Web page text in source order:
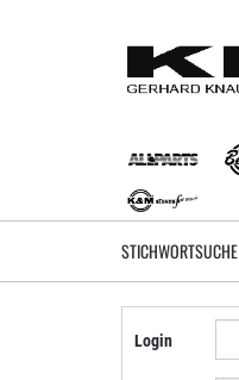
STICHWORTSUCHE
Login